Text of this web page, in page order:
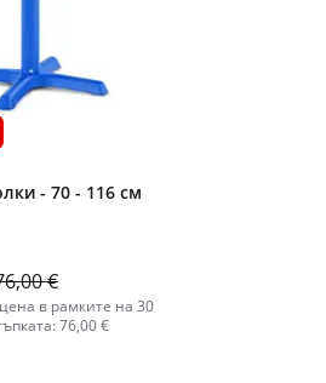
- 70 - 116 см
€
в рамките на 30
76,00 €